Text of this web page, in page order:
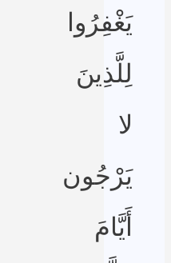
يَغْفِرُوا
لِلَّذِينَ
لا
يَرْجُون
أَيَّامَ